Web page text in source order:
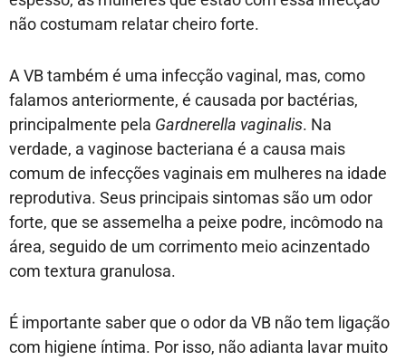
não costumam relatar cheiro forte.
A VB também é uma infecção vaginal, mas, como
falamos anteriormente, é causada por bactérias,
principalmente pela Gardnerella vaginalis. Na
verdade, a vaginose bacteriana é a causa mais
comum de infecções vaginais em mulheres na idade
reprodutiva. Seus principais sintomas são um odor
forte, que se assemelha a peixe podre, incômodo na
área, seguido de um corrimento meio acinzentado
com textura granulosa.
É importante saber que o odor da VB não tem ligação
com higiene íntima. Por isso, não adianta lavar muito